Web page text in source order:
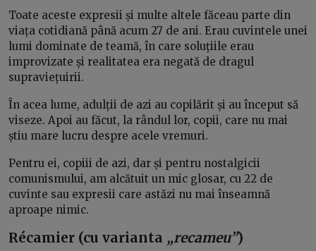
Toate aceste expresii și multe altele făceau parte din
viața cotidiană până acum 27 de ani. Erau cuvintele unei
lumi dominate de teamă, în care soluțiile erau
improvizate și realitatea era negată de dragul
supraviețuirii.
În acea lume, adulții de azi au copilărit și au început să
viseze. Apoi au făcut, la rândul lor, copii, care nu mai
știu mare lucru despre acele vremuri.
Pentru ei, copiii de azi, dar și pentru nostalgicii
comunismului, am alcătuit un mic glosar, cu 22 de
cuvinte sau expresii care astăzi nu mai înseamnă
aproape nimic.
Récamier (cu varianta „recameu”)